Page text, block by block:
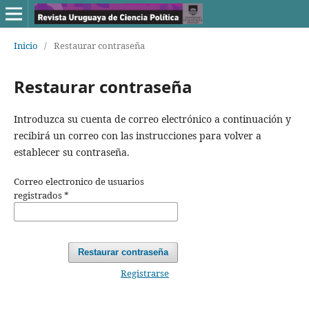
Inicio / Restaurar contraseña
Restaurar contraseña
Introduzca su cuenta de correo electrónico a continuación y
recibirá un correo con las instrucciones para volver a
establecer su contraseña.
Correo electronico de usuarios
registrados*
Restaurar contraseña
Registrarse